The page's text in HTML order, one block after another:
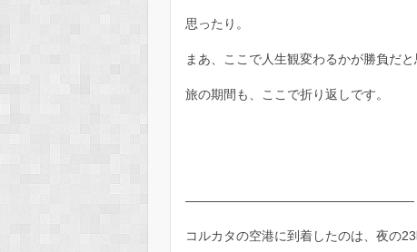
思ったり。
まあ、ここで人生観変わるかが勝負だと
旅の期間も、ここで折り返しです。
——————————————————
コルカタの空港に到着したのは、夜の23